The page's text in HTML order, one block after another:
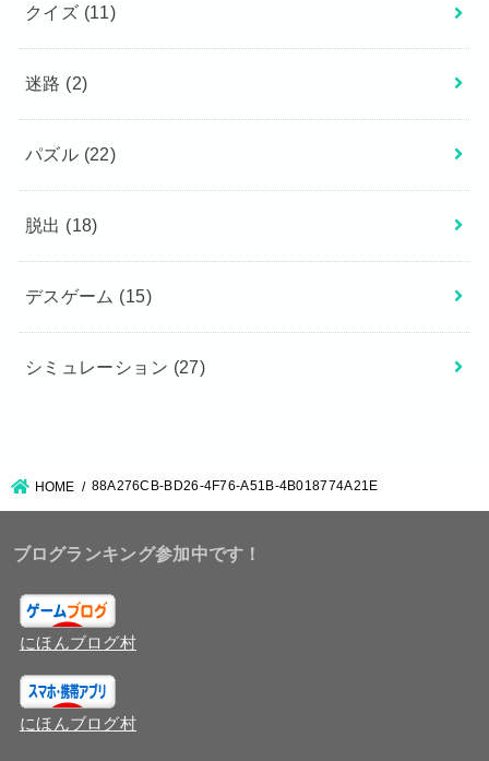
クイズ (11)
迷路 (2)
パズル (22)
脱出 (18)
デスゲーム (15)
シミュレーション (27)
HOME 88A276CB-BD26-4F76-A51B-4B018774A21E
ブログランキング参加中です！
にほんブログ村
にほんブログ村